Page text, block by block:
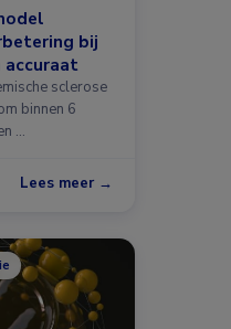
bij
accuraat
sclerose
binnen 6
…
Lees meer →